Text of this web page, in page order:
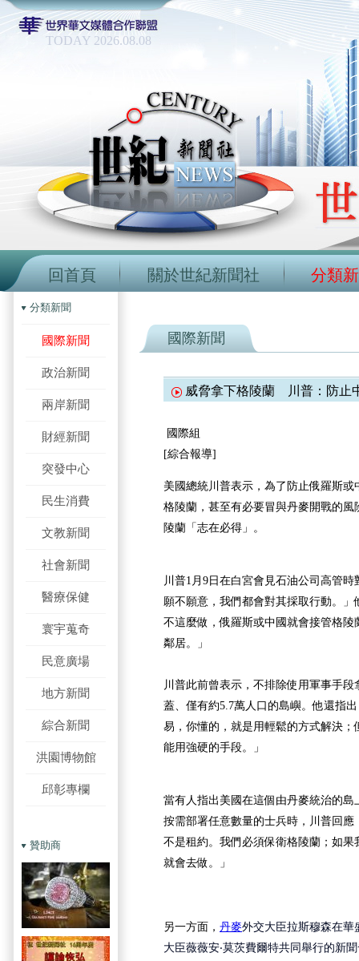
TODAY 2026.08.08
回首頁 關於世紀新聞社 分類
分類新聞
國際新聞
政治新聞
兩岸新聞
財經新聞
突發中心
民生消費
文教新聞
社會新聞
醫療保健
寰宇蒐奇
民意廣場
地方新聞
綜合新聞
洪園博物館
邱彰專欄
贊助商
國際新聞
威脅拿下格陵蘭 川普：防
國際組
[綜合報導]
美國總統川普表示，為了防止俄羅斯
格陵蘭，甚至有必要冒與丹麥開戰的
陵蘭「志在必得」。
川普1月9日在白宮會見石油公司高管
願不願意，我們都會對其採取行動。
不這麼做，俄羅斯或中國就會接管格
鄰居。」
川普此前曾表示，不排除使用軍事手
蓋、僅有約5.7萬人口的島嶼。他還指
易，你懂的，就是用輕鬆的方式解決
能用強硬的手段。」
當有人指出美國在這個由丹麥統治的
按需部署任意數量的士兵時，川普回
不是租約。我們必須保衛格陵蘭；如
就會去做。」
另一方面， 丹麥外交大臣拉斯穆森在華
大臣薇薇安‧莫茨費爾特共同舉行的新